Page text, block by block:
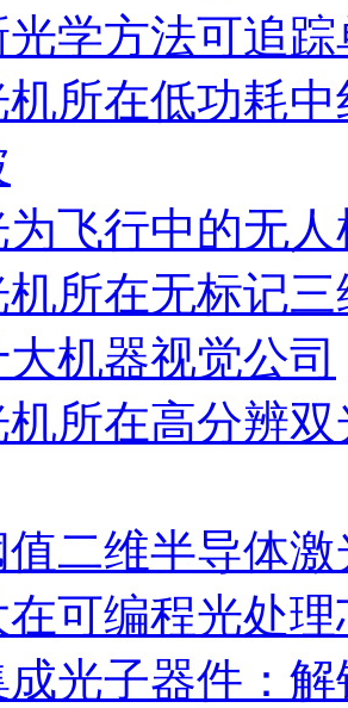
学方法可追
所在低功耗
为飞行中的无
所在无标记
机器视觉公司
机所在高分辨
值二维半导体
可编程光处
成光子器件：